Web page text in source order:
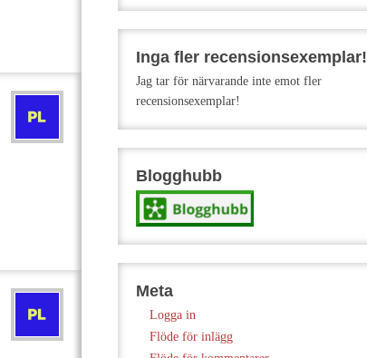
Inga fler recensionsexemplar!
Jag tar för närvarande inte emot fler
recensionsexemplar!
Blogghubb
Meta
Logga in
Flöde för inlägg